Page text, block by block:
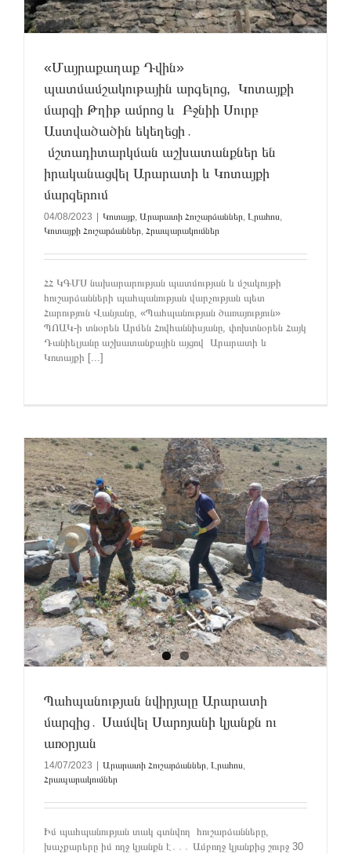
«Մայրաքաղաք Դվին»
պատմամշակութային արգելոց, Կոտայքի
մարզի Թղիթ ամրոց և Բջնիի Սուրբ
Աստվածածին եկեղեցի․
մշտադիտարկման աշխատանքներ են
իրականացվել Արարատի և Կոտայքի
մարզերում
04/08/2023 Կոտայք, Արարատի Հուշարձաններ, Լրահոս,
Կոտայքի Հուշարձաններ, Հրապարակումներ
ՀՀ ԿԳՄՍ նախարարության պատմության և մշակույթի
հուշարձանների պահպանության վարչության պետ
Հարություն Վանյանը, «Պահպանության ծառայություն»
ՊՈԱԿ-ի տնօրեն Արմեն Հովհաննիսյանը, փոխտնօրեն Հայկ
Դանիելյանը աշխատանքային այցով Արարատի և
Կոտայքի [...]
Պահպանության նվիրյալը Արարատի
մարզից․ Սամվել Սարոյանի կյանքն ու
առօրյան
14/07/2023 | Արարատի Հուշարձաններ Լրահոս
Հրապարակումներ
Իմ պահպանության տակ գտնվող հուշարձանները,
խաչքարերը իմ ողջ կյանքն է․․․ Ամբողջ կյանքից շուրջ 30